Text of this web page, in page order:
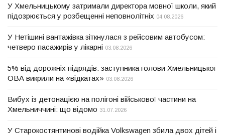
У Хмельницькому затримали директора мовної школи, який
підозрюється у розбещенні неповнолітніх 04.08.2026
У Нетішині вантажівка зіткнулася з рейсовим автобусом:
четверо пасажирів у лікарні 03.08.2026
5% від дорожніх підрядів: заступника голови Хмельницької
ОВА викрили на «відкатах» 03.08.2026
Вибух із детонацією на полігоні військової частини на
Хмельниччині: що відомо 31.07.2026
У Старокостянтинові водійка Volkswagen збила двох дітей і